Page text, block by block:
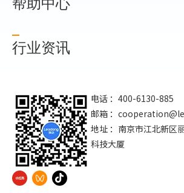
行业资讯
电话 ：400-6130-885
邮箱 ：
地址 ：南京市江北新区
科技大厦